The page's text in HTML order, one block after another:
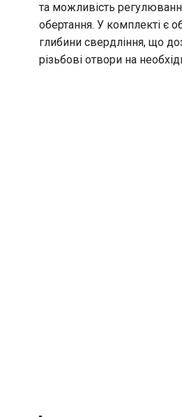
та можливість
обертання. У комплекті є
глибини свердління, що
різьбові отвори на